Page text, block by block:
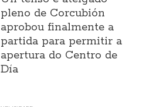
pleno de Corcubión
aprobou finalmente a
partida para permitir a
apertura do Centro de
Día